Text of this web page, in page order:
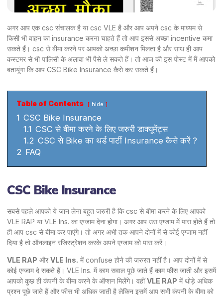
अगर आप एक csc संचालक है या csc VLE है और आप अपने csc के माध्यम से
किसी भी वाहन का insurance करना चाहते हैं तो आप इससे अच्छा incentive कमा
सकते हैं। csc से बीमा करने पर आपको अच्छा कमीशन मिलता है और साथ ही आप
कस्टमर से भी पालिसी के अलावा भी पैसे ले सकते हैं। तो आज की इस पोस्ट में मैं आपको
बतायूंगा कि आप CSC Bike Insurance कैसे कर सकते हैं।
Table of Contents hide
1 CSC Bike Insurance
1.1 CSC से बीमा करने के लिए जरुरी डाक्यूमेंट्स
1.2 CSC से Bike का थर्ड पार्टी Insurance कैसे करें ?
2 FAQ
CSC Bike Insurance
सबसे पहले आपको ये जान लेना बहुत जरुरी है कि csc से बीमा करने के लिए आपको
VLE RAP या VLE Ins. का एग्जाम देना होगा। अगर आप उस एग्जाम में पास होते हैं तो
ही आप csc से बीमा कर पाएंगे। तो अगर अभी तक आपने दोनों में से कोई एग्जाम नहीं
दिया है तो ऑनलाइन रजिस्ट्रेशन करके अपने एग्जाम को पास करें।
VLE RAP और VLE Ins. में confuse होने की जरुरत नहीं है। आप दोनों में से
कोई एग्जाम दे सकते हैं। VLE Ins. में काम सवाल पूछे जाते हैं काम फीस जाती और इसमें
आपको कुछ ही कंपनी के बीमा करने के ऑप्शन मिलेंगे। वहींVLE RAP में थोड़े अधिक
प्रश्न पूछे जाते हैं और फीस भी अधिक जाती है लेकिन इसमें आप सभी कंपनी के बीमा को